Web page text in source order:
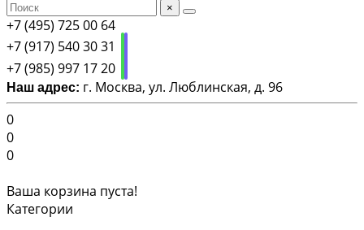
×
+7 (495) 725 00 64
+7 (917) 540 30 31
+7 (985) 997 17 20
Наш адрес: г. Москва, ул. Люблинская, д. 96
0
0
0
Ваша корзина пуста!
Категории